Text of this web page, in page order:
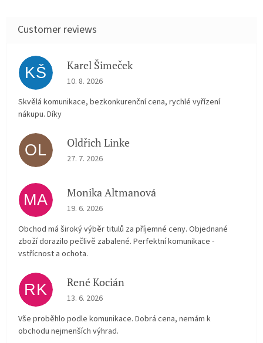
KŠ Karel Šimeček
The store rating is 5 out of 5 stars.
10. 8. 2026
Skvělá komunikace, bezkonkurenční cena, rychlé vyřízení
nákupu. Díky
OL Oldřich Linke
The store rating is 5 out of 5 stars.
27. 7. 2026
MA Monika Altmanová
The store rating is 5 out of 5 stars.
19. 6. 2026
Obchod má široký výběr titulů za příjemné ceny. Objednané
zboží dorazilo pečlivě zabalené. Perfektní komunikace -
vstřícnost a ochota.
RK René Kocián
The store rating is 5 out of 5 stars.
13. 6. 2026
Vše proběhlo podle komunikace. Dobrá cena, nemám k
obchodu nejmenších výhrad.